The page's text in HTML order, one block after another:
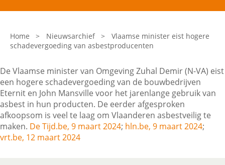
Laatste nieuws
Onze organisatie
Veelgestelde vragen
Contactgegevens
Home > Nieuwsarchief >
Vlaamse minister eist hogere
schadevergoeding van asbestproducenten
De Vlaamse minister van Omgeving Zuhal Demir (N-VA) eist
een hogere schadevergoeding van de bouwbedrijven
Eternit en John Mansville voor het jarenlange gebruik van
asbest in hun producten. De eerder afgesproken
afkoopsom is veel te laag om Vlaanderen asbestveilig te
maken. De Tijd.be, 9 maart 2024; hln.be, 9 maart 2024;
vrt.be, 12 maart 2024